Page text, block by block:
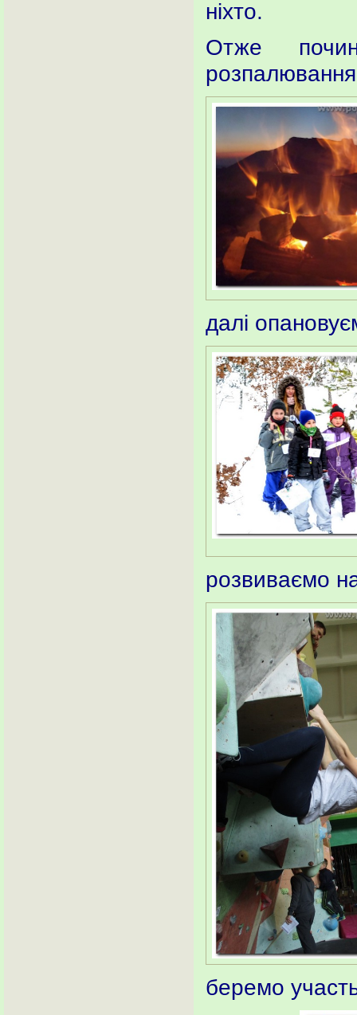
ніхто.
Отже
далі
розвиваємо
беремо